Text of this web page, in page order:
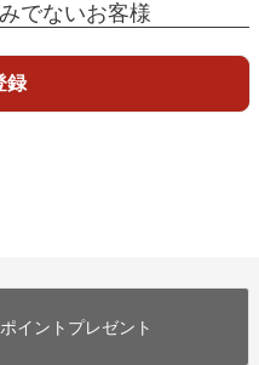
でないお客様
録
ポイントプレゼント